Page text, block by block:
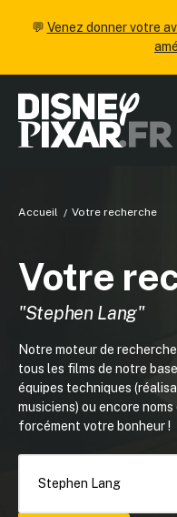
💬 Venez donner votre
Accueil Votre recherche
Votre
"Stephen Lang"
Notre moteur de
tous les films de notre
équipes techniques
musiciens) ou encore
forcément votre bonheur !